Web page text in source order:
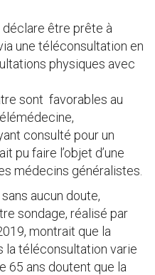
être prête à
une téléconsultation en
physiques avec
sont favorables au
consulté pour un
pu faire l’objet d’une
médecins généralistes.
aucun doute,
sondage, réalisé par
montrait que la
la téléconsultation varie
65 ans doutent que la